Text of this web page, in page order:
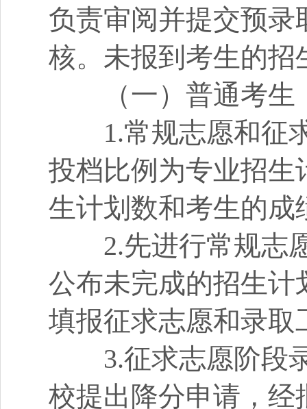
负责审阅并提交预
核。未报到考生的招
（一）普通考生
1.常规志愿和征求
投档比例为专业招生
生计划数和考生的成
2.先进行常规志愿
公布未完成的招生计
填报征求志愿和录取
3.征求志愿阶段录
校提出降分申请，经